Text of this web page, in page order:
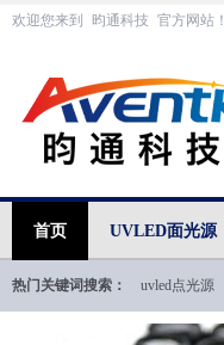
欢迎您来到 昀通科技 官方网站！
首页 UVLED面光源
uvled技术文档
热门关键词搜索： uvled点光源